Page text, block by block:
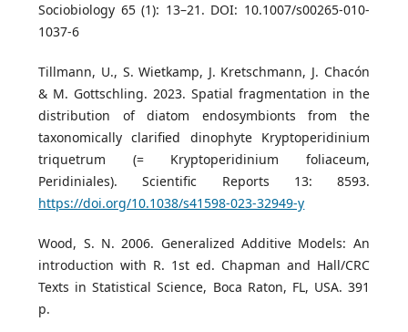
Sociobiology 65 (1): 13–21. DOI: 10.1007/s00265-010-
1037-6
Tillmann, U., S. Wietkamp, J. Kretschmann, J. Chacón
& M. Gottschling. 2023. Spatial fragmentation in the
distribution of diatom endosymbionts from the
taxonomically clarified dinophyte Kryptoperidinium
triquetrum (= Kryptoperidinium foliaceum,
Peridiniales). Scientific Reports 13: 8593.
https://doi.org/10.1038/s41598-023-32949-y
Wood, S. N. 2006. Generalized Additive Models: An
introduction with R. 1st ed. Chapman and Hall/CRC
Texts in Statistical Science, Boca Raton, FL, USA. 391
p.